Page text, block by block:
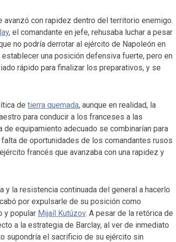
con rapidez dentro del territorio enemigo.
, el comandante en jefe, rehusaba luchar a pesar
no podría derrotar al ejército de Napoleón en
una posición defensiva fuerte, pero en
rápido para finalizar los preparativos, y se
de tierra quemada, aunque en realidad, la
para conducir a los franceses a las
equipamiento adecuado se combinarían para
de oportunidades de los comandantes rusos
francés que avanzaba con una rapidez y
la resistencia continuada del general a hacerlo
por expulsarle de su posición como
y popular Mijaíl Kutúzov. A pesar de la retórica de
a la estrategia de Barclay, al ver de inmediato
supondría el sacrificio de su ejército sin